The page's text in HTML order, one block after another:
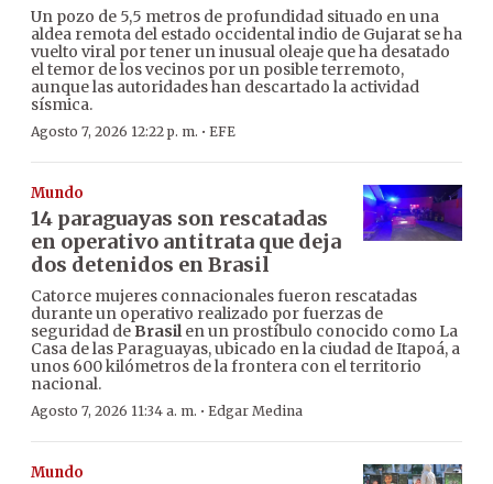
Un pozo de 5,5 metros de profundidad situado en una
aldea remota del estado occidental indio de Gujarat se ha
vuelto viral por tener un inusual oleaje que ha desatado
el temor de los vecinos por un posible terremoto,
aunque las autoridades han descartado la actividad
sísmica.
Agosto 7, 2026 12:22 p. m. · EFE
Mundo
14 paraguayas son rescatadas
en operativo antitrata que deja
dos detenidos en Brasil
Catorce mujeres connacionales fueron rescatadas
durante un operativo realizado por fuerzas de
seguridad de Brasilen un prostíbulo conocido como La
Casa de las Paraguayas, ubicado en la ciudad de Itapoá, a
unos 600 kilómetros de la frontera con el territorio
nacional.
Agosto 7, 2026 11:34 a. m. · Edgar Medina
Mundo